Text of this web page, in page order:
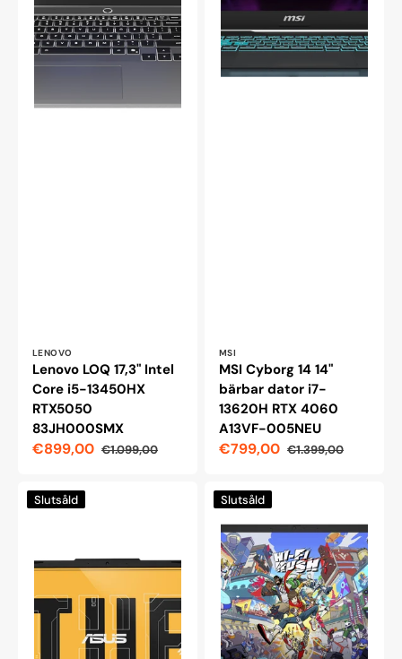
Leverantör:
LENOVO
Lenovo LOQ 17,3" Intel
Core i5-13450HX
RTX5050
83JH000SMX
Reapris
€899,00
Ordinarie
€1.099,00
Leverantör:
MSI
MSI Cyborg 14 14"
bärbar dator i7-
13620H RTX 4060
A13VF-005NEU
Reapris
€799,00
Ordinarie
€1.399,00
Asus
TUF
15,6"
Slutsåld
HP
Victus
16-
s1004no
16.1"
Ryzen
8645HS
RTX
4050
Slutsåld